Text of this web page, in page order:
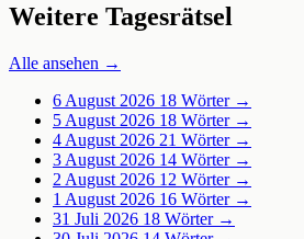
Weitere Tagesrätsel
Alle ansehen →
6 August 2026 18 Wörter →
5 August 2026 18 Wörter →
4 August 2026 21 Wörter →
3 August 2026 14 Wörter →
2 August 2026 12 Wörter →
1 August 2026 16 Wörter →
31 Juli 2026 18 Wörter →